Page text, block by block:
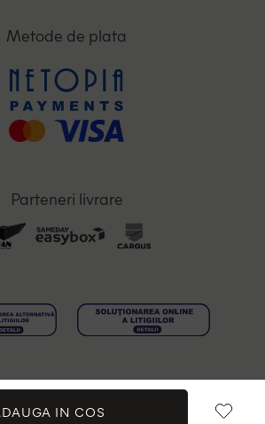
IN COS
Metode de plata
Parteneri livrare
rezervate © 2026 OutletMag